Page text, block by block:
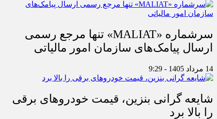
سرشماره «MALIAT» تنها مرجع رسمی
ارسال پیامک‌های سازمان امور مالیاتی
14 مرداد 1405 - 9:29
شایعه گرانی بنزین، قیمت خودروهای برقی
را بالا برد